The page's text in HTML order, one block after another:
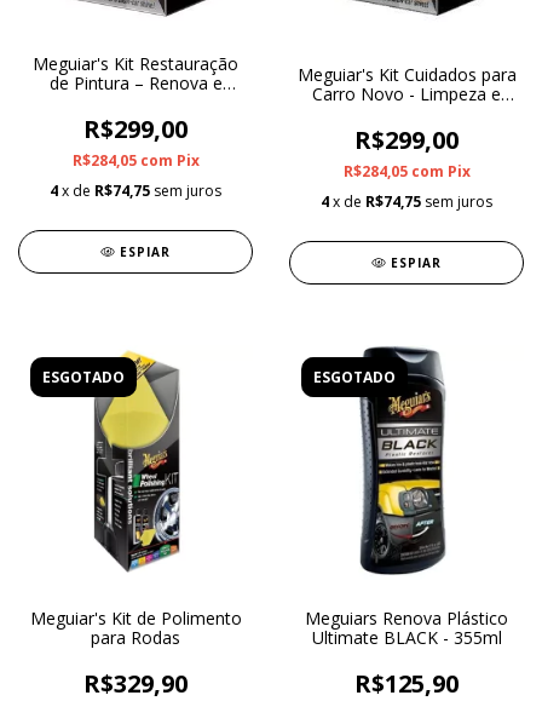
Meguiar's Kit Restauração
de Pintura – Renova e
R$299,00
R$284,05 com Pix
4x de R$74,75 sem juros
ESPIAR
Meguiar's Kit Cuidados para
Carro Novo - Limpeza e
R$299,00
R$284,05 com Pix
4x de R$74,75 sem juros
ESPIAR
ESGOTADO
Meguiar's Kit de Polimento
para Rodas
R$329,90
ESGOTADO
Meguiars Renova Plástico
Ultimate BLACK - 355ml
R$125,90